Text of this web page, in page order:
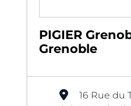
PIGIER
Grenoble
16 Rue du